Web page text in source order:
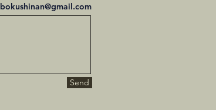
bokushinan@gmail.com
Send